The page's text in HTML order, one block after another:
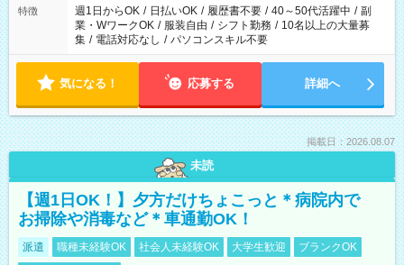
特徴 週1日からOK / 日払いOK / 履歴書不要 / 40～50代活躍中 / 副
業・WワークOK / 服装自由 / シフト勤務 / 10名以上の大量募
集 / 電話対応なし / パソコンスキル不要
気になる！ 応募する 詳細へ
掲載日：2026.08.07
未読
【週1日OK！】夕方だけちょこっと＊病院内で
お掃除や消毒など＊車通勤OK！
派遣 職種未経験OK 社会人未経験OK 大学生歓迎
ブランクOK